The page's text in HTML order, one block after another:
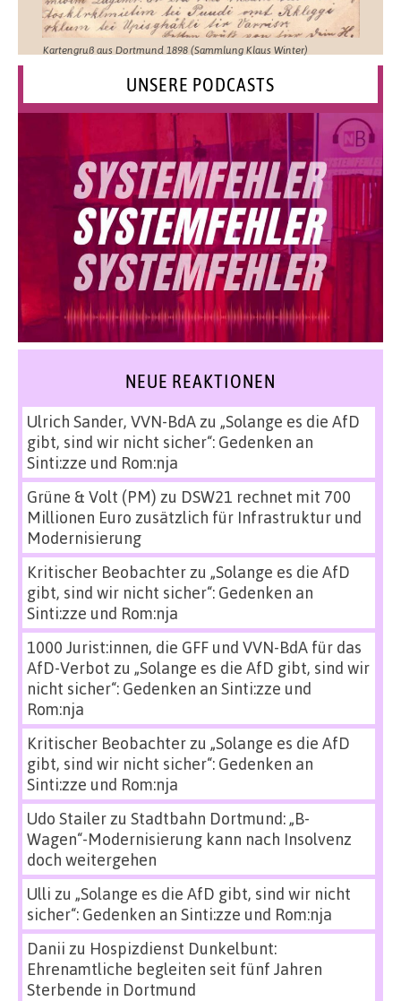
Kartengruß aus Dortmund 1898 (Sammlung Klaus Winter)
UNSERE PODCASTS
NEUE REAKTIONEN
Ulrich Sander, VVN-BdAzu „Solange es die AfD
gibt, sind wir nicht sicher“: Gedenken an
Sinti:zze und Rom:nja
Grüne & Volt (PM) zu DSW21 rechnet mit 700
Millionen Euro zusätzlich für Infrastruktur und
Modernisierung
Kritischer Beobachterzu „Solange es die AfD
gibt, sind wir nicht sicher“: Gedenken an
Sinti:zze und Rom:nja
1000 Jurist:innen, die GFF und VVN-BdA für das
AfD-Verbot zu „Solange es die AfD gibt, sind wir
nicht sicher“: Gedenken an Sinti:zze und
Rom:nja
Kritischer Beobachterzu „Solange es die AfD
gibt, sind wir nicht sicher“: Gedenken an
Sinti:zze und Rom:nja
Udo Stailerzu Stadtbahn Dortmund: „B-
Wagen“-Modernisierung kann nach Insolvenz
doch weitergehen
Ulli zu „Solange es die AfD gibt, sind wir nicht
sicher“: Gedenken an Sinti:zze und Rom:nja
Danii zu Hospizdienst Dunkelbunt:
Ehrenamtliche begleiten seit fünf Jahren
Sterbende in Dortmund